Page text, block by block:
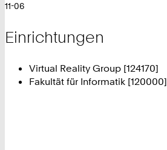
11-06
Einrichtungen
Virtual Reality Group [124170]
Fakultät für Informatik [120000]